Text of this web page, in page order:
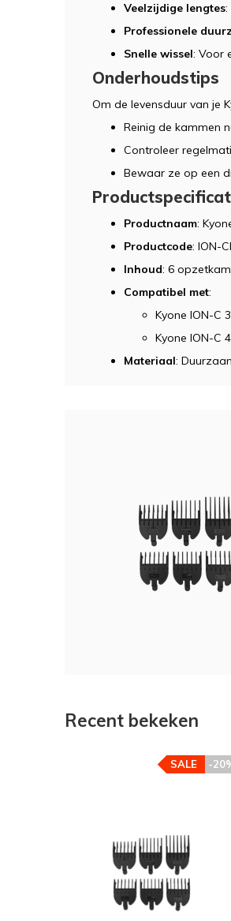
Veelzijdige lengtes:
Professionele
Snelle wissel: Voor
Onderhoudstips
Om de levensduur van je
Reinig de kammen
Controleer
Bewaar ze op een
Productnaam:
Productcode: ION-
Inhoud: 6
Compatibel met:
Kyone ION-C
Kyone ION-C
Materiaal:
Recent bekeken
-
SALE